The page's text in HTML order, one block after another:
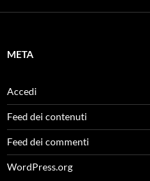
META
Accedi
Feed dei contenuti
Feed dei commenti
WordPress.org